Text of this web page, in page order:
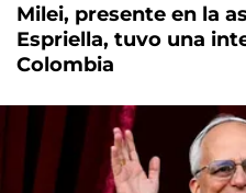
Milei, presente en la
Espriella, tuvo una
Colombia